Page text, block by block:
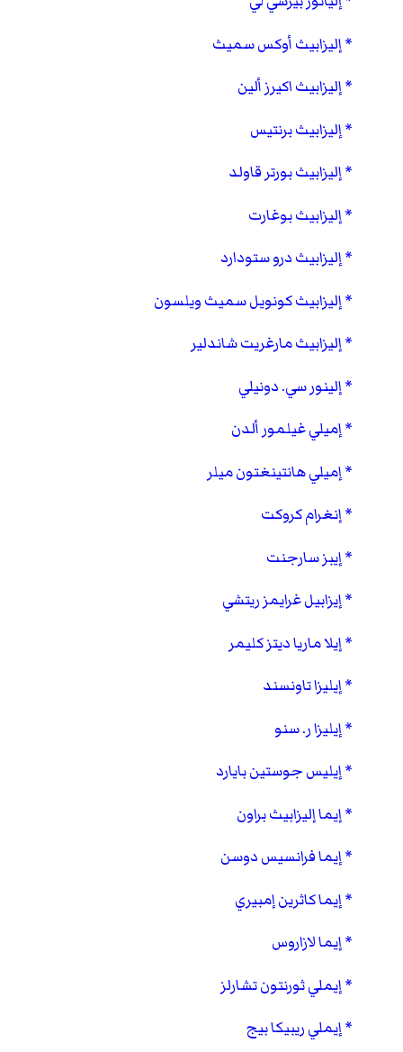
إليزابيث أوكس سميث
إليزابيث اكيرز ألين
إليزابيث برنتيس
إليزابيث بورتر قاولد
إليزابيث بوغارت
إليزابيث درو ستودارد
إليزابيث كونويل سميث ويلسون
إليزابيث مارغريت شاندلير
إلينور سي. دونيلي
إميلي غيلمور ألدن
إميلي هانتينغتون ميلر
إنغرام كروكت
إيبز سارجنت
إيزابيل غرايمز ريتشي
إيلا ماريا ديتز كليمر
إيليزا تاونسند
إيليزا ر. سنو
إيليس جوستين بايارد
إيما إليزابيث براون
إيما فرانسيس دوسن
إيما كاثرين إمبيري
إيما لازاروس
إيملي ثورنتون تشارلز
إيملي ريبيكا بيج